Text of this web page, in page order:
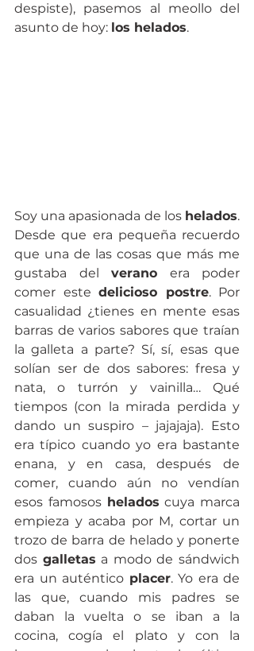
despiste), pasemos al meollo del
asunto de hoy: los helados.
Soy una apasionada de los helados.
Desde que era pequeña recuerdo
que una de las cosas que más me
gustaba del verano era poder
comer este delicioso postre. Por
casualidad ¿tienes en mente esas
barras de varios sabores que traían
la galleta a parte? Sí, sí, esas que
solían ser de dos sabores: fresa y
nata, o turrón y vainilla… Qué
tiempos (con la mirada perdida y
dando un suspiro – jajajaja). Esto
era típico cuando yo era bastante
enana, y en casa, después de
comer, cuando aún no vendían
esos famosos helados cuya marca
empieza y acaba por M, cortar un
trozo de barra de helado y ponerte
dos galletas a modo de sándwich
era un auténtico placer. Yo era de
las que, cuando mis padres se
daban la vuelta o se iban a la
cocina, cogía el plato y con la